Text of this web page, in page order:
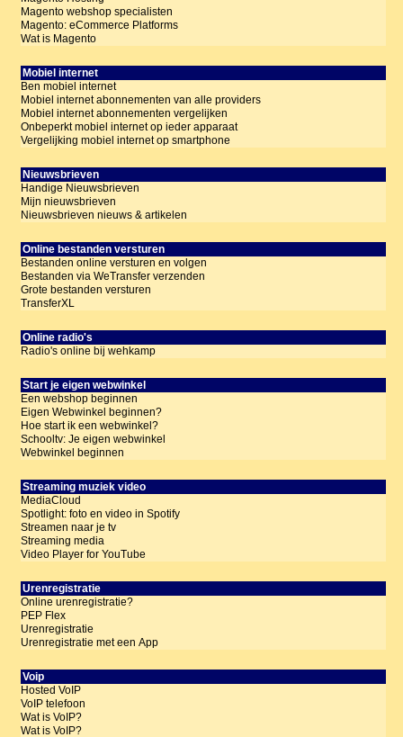
Magento webshop specialisten
Magento: eCommerce Platforms
Wat is Magento
Mobiel internet
Ben mobiel internet
Mobiel internet abonnementen van alle providers
Mobiel internet abonnementen vergelijken
Onbeperkt mobiel internet op ieder apparaat
Vergelijking mobiel internet op smartphone
Nieuwsbrieven
Handige Nieuwsbrieven
Mijn nieuwsbrieven
Nieuwsbrieven nieuws & artikelen
Online bestanden versturen
Bestanden online versturen en volgen
Bestanden via WeTransfer verzenden
Grote bestanden versturen
TransferXL
Online radio's
Radio's online bij wehkamp
Start je eigen webwinkel
Een webshop beginnen
Eigen Webwinkel beginnen?
Hoe start ik een webwinkel?
Schooltv: Je eigen webwinkel
Webwinkel beginnen
Streaming muziek video
MediaCloud
Spotlight: foto en video in Spotify
Streamen naar je tv
Streaming media
Video Player for YouTube
Urenregistratie
Online urenregistratie?
PEP Flex
Urenregistratie
Urenregistratie met een App
Voip
Hosted VoIP
VoIP telefoon
Wat is VoIP?
Wat is VoIP?